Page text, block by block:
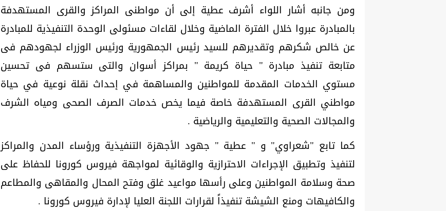
ومن جانبه أشار اللواء أشرف عطية إلى أن مواطنى المراكز والقرى المستهدفة
بالمبادرة عبروا خلال الفترة الماضية وخلال لقاءات مسئولى الوحدة التنفيذية للمبادرة
عن خالص شكرهم وتقديرهم للسيد رئيس الجمهورية ورئيس الوزراء لجهودهم فى
متابعة تنفيذ مبادرة " حياة كريمة " بمراكز أسوان والتى ستسهم فى تحسين
مستوي الخدمات المقدمة للمواطنين والمساهمة في إحداث نقلة نوعية في حياة
مواطني القرى المستهدفة خاصة فيما يخص خدمات الصرف الصحى ومياه الشرف
والمجالات الصحية والتعليمية والرياضية .
كما تابع "شعراوي" و " عطية " جهود الأجهزة التنفيذية ورؤساء المدن والمراكز
لتنفيذ وتطبيق الإجراءات الاحترازية والوقائية لمواجهة فيروس كورونا للحفاظ على
صحة وسلامة المواطنين وعلى رأسها مواعيد غلق وفتح المحال والمقاهى والمطاعم
والكافيهات ومنع الشيشة تنفيذاً لقرارات اللجنة العليا لإدارة فيروس كورونا .